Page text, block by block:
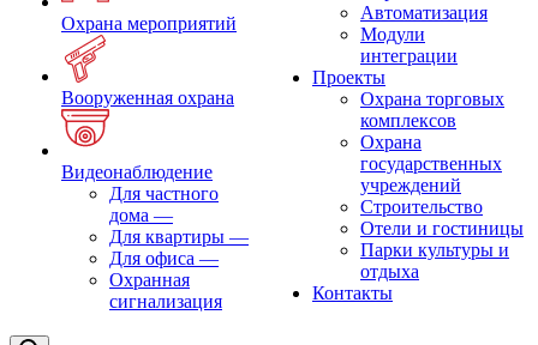
Охрана мероприятий
Вооруженная охрана
Видеонаблюдение
Для частного
дома —
Для квартиры —
Для офиса —
Охранная
сигнализация
Автоматизация
Модули
интеграции
Проекты
Охрана торговых
комплексов
Охрана
государственных
учреждений
Строительство
Отели и гостиницы
Парки культуры и
отдыха
Контакты